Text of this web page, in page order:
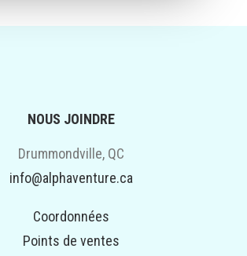
NOUS JOINDRE
Drummondville, QC
info@alphaventure.ca
Coordonnées
Points de ventes